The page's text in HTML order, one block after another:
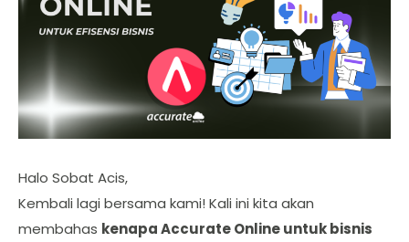
Halo Sobat Acis,
Kembali lagi bersama kami! Kali ini kita akan
membahas kenapa Accurate Online untuk bisnis